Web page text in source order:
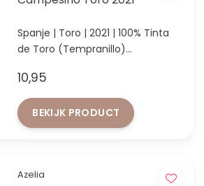
Spanje | Toro | 2021 | 100% Tinta
de Toro (Tempranillo)
robuust Spaans rood
10,95
BEKIJK PRODUCT
Azelia